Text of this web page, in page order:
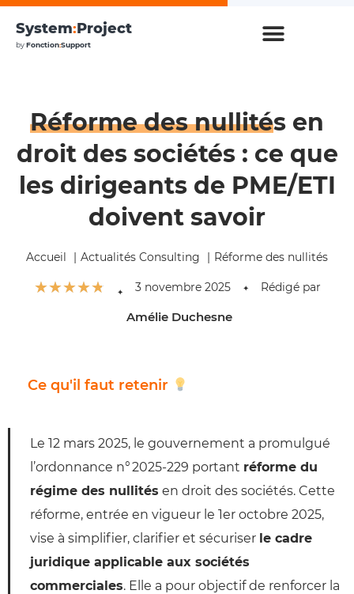
System:Project
byFonction:Support
Réforme des nullités en
droit des sociétés : ce que
les dirigeants de PME/ETI
doivent savoir
Accueil Actualités Consulting Réforme des nullités
☆☆☆☆☆ ✦ 3 novembre 2025 ✦ Rédigé par
Amélie Duchesne
Ce qu'il faut retenir
Le 12 mars 2025, le gouvernement a promulgué
l’ordonnance n° 2025-229 portant réforme du
régime des nullités en droit des sociétés. Cette
réforme, entrée en vigueur le 1er octobre 2025,
vise à simplifier, clarifier et sécuriser le cadre
juridique applicable aux sociétés
commerciales. Elle a pour objectif de renforcer la